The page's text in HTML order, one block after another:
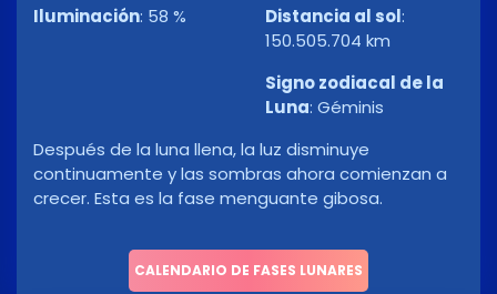
Iluminación: 58 %
Distancia al sol:
150.505.704 km
Signo zodiacal de la
Luna: Géminis
Después de la luna llena, la luz disminuye
continuamente y las sombras ahora comienzan a
crecer. Esta es la fase menguante gibosa.
CALENDARIO DE FASES LUNARES